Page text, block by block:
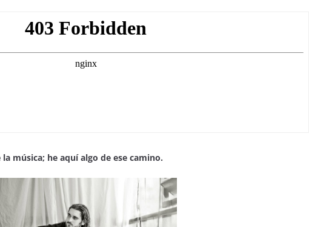
música; he aquí algo de ese camino.